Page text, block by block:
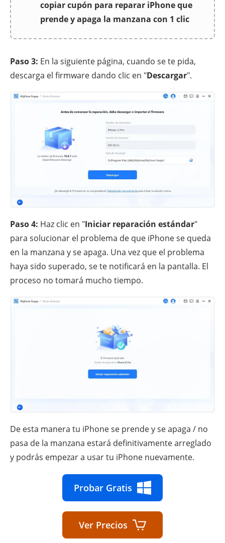
copiar cupón para reparar iPhone que
prende y apaga la manzana con 1 clic
Paso 3: En la siguiente página, cuando se te pida,
descarga el firmware dando clic en "Descargar".
Paso 4: Haz clic en "Iniciar reparación estándar"
para solucionar el problema de que iPhone se queda
en la manzana y se apaga. Una vez que el problema
haya sido superado, se te notificará en la pantalla. El
proceso no tomará mucho tiempo.
De esta manera tu iPhone se prende y se apaga / no
pasa de la manzana estará definitivamente arreglado
y podrás empezar a usar tu iPhone nuevamente.
Probar Gratis
Ver Precios